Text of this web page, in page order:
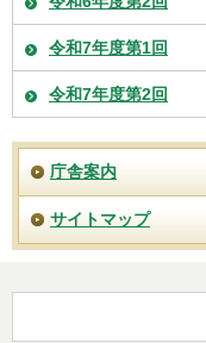
令和7年度第1回
令和7年度第2回
庁舎案内
サイトマップ